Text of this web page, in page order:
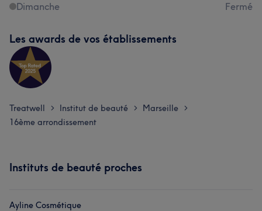
Dimanche
Fermé
Les awards de vos établissements
Treatwell > Institut de beauté > Marseille >
16ème arrondissement
Instituts de beauté proches
Ayline Cosmétique